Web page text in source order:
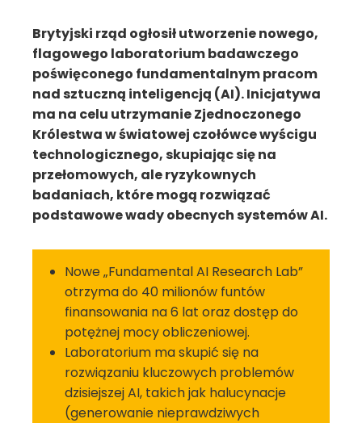
Brytyjski rząd ogłosił utworzenie nowego,
flagowego laboratorium badawczego
poświęconego fundamentalnym pracom
nad sztuczną inteligencją (AI). Inicjatywa
ma na celu utrzymanie Zjednoczonego
Królestwa w światowej czołówce wyścigu
technologicznego, skupiając się na
przełomowych, ale ryzykownych
badaniach, które mogą rozwiązać
podstawowe wady obecnych systemów AI.
Nowe „Fundamental AI Research Lab”
otrzyma do 40 milionów funtów
finansowania na 6 lat oraz dostęp do
potężnej mocy obliczeniowej.
Laboratorium ma skupić się na
rozwiązaniu kluczowych problemów
dzisiejszej AI, takich jak halucynacje
(generowanie nieprawdziwych